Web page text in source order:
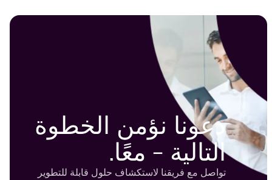
close those gaps without forcing a full
infrastructure overhaul.
دعونا نؤمن الخطوة
التالية - معًا.
تواصل مع فريقنا لاستكشاف حلول قابلة للتطوير